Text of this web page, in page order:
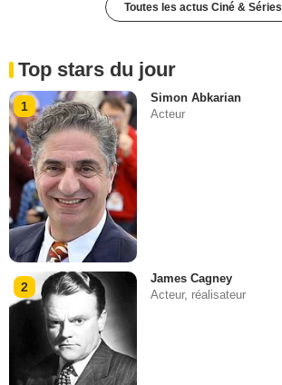
Toutes les actus Ciné & Séries
Top stars du jour
1
Simon Abkarian
Acteur
2
James Cagney
Acteur, réalisateur